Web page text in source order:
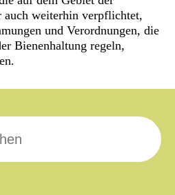
auch weiterhin verpflichtet,
und Verordnungen, die
Bienenhaltung regeln,